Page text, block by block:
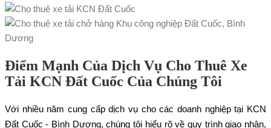
Điểm Mạnh Của Dịch Vụ Cho Thuê Xe
Tải KCN Đất Cuốc Của Chúng Tôi
Với nhiều năm cung cấp dịch vụ cho các doanh nghiệp tại KCN
Đất Cuốc - Bình Dương, chúng tôi hiểu rõ về quy trình giao nhận,